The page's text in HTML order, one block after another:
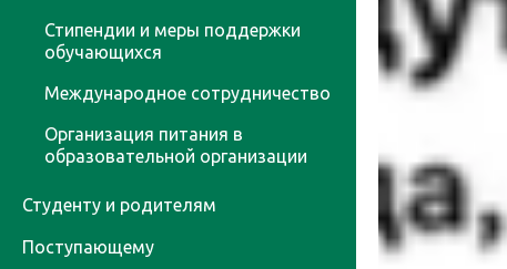
Стипендии и меры поддержки
обучающихся
Международное сотрудничество
Организация питания в
образовательной организации
Студенту и родителям
Поступающему